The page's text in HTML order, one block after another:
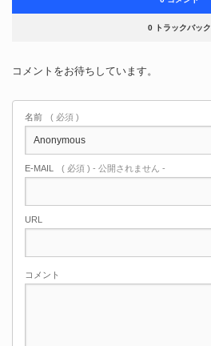
0 トラックバック
コメントをお待ちしています。
名前 ( 必須 )
E-MAIL ( 必須 ) - 公開されません -
URL
コメント